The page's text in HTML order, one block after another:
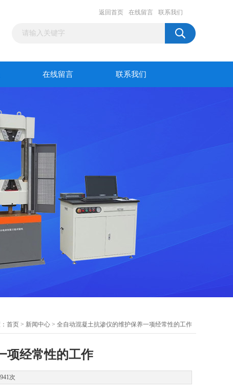
返回首页 在线留言 联系我们
在线留言 联系我们
首页 > 新闻中心 > 全自动混凝土抗渗仪的维护保养一项经常性的工作
项经常性的工作
次